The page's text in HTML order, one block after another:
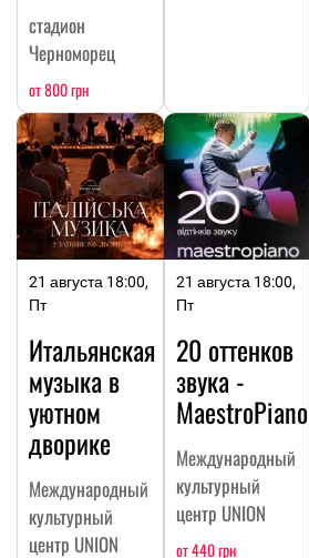
стадион
Черноморец
от 800 грн
21 августа 18:00,
Пт
Итальянская
музыка в
уютном
дворике
Международный
культурный
центр UNION
21 августа 18:00,
Пт
20 оттенков
звука -
MaestroPiano
Международный
культурный
центр UNION
от 440 грн